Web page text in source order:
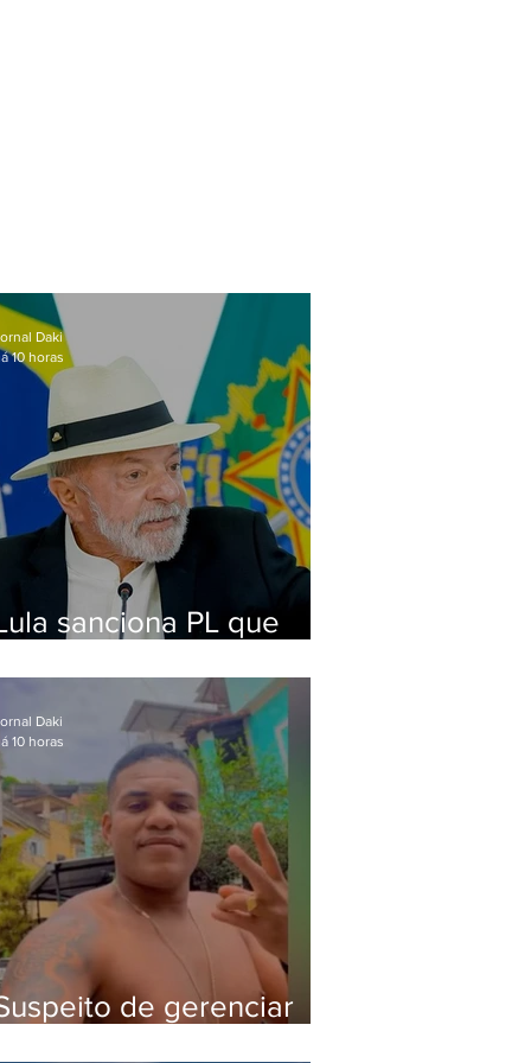
sanciona PL que
contra crianças
Daki
10 horas
de gerenciar
Daki
10 horas